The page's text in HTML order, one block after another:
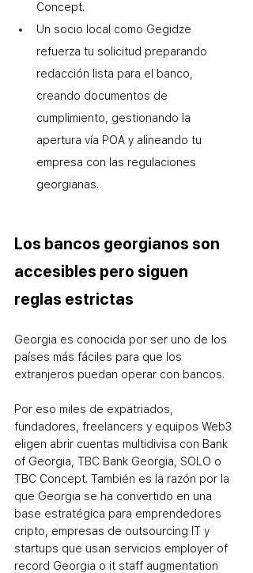
Concept.
Un socio local como Gegidze
refuerza tu solicitud preparando
redacción lista para el banco,
creando documentos de
cumplimiento, gestionando la
apertura vía POA y alineando tu
empresa con las regulaciones
georgianas.
Los bancos georgianos son
accesibles pero siguen
reglas estrictas
Georgia es conocida por ser uno de los
países más fáciles para que los
extranjeros puedan operar con bancos.
Por eso miles de expatriados,
fundadores, freelancers y equipos Web3
eligen abrir cuentas multidivisa con Bank
of Georgia, TBC Bank Georgia, SOLO o
TBC Concept. También es la razón por la
que Georgia se ha convertido en una
base estratégica para emprendedores
cripto, empresas de outsourcing IT y
startups que usan servicios employer of
record Georgia o it staff augmentation